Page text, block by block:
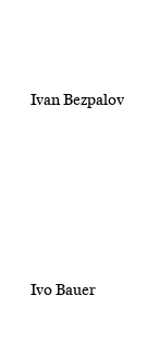
Ivan Bezpalov
Ivo Bauer